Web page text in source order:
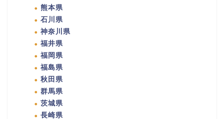
熊本県
石川県
神奈川県
福井県
福岡県
福島県
秋田県
群馬県
茨城県
長崎県